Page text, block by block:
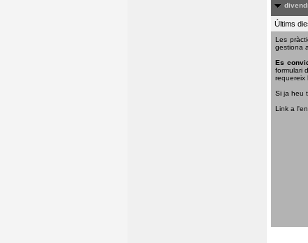
Últims
Les
gestiona
Es
formulari
requereix
Si ja heu
Link a